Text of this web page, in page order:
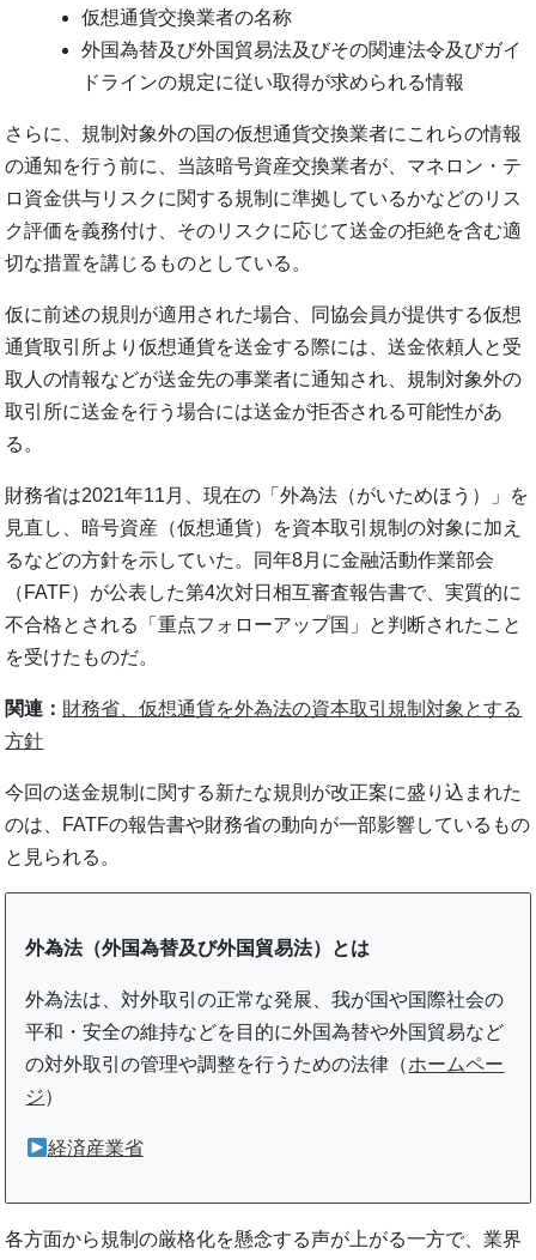
仮想通貨交換業者の名称
外国為替及び外国貿易法及びその関連法令及びガイ
ドラインの規定に従い取得が求められる情報
さらに、規制対象外の国の仮想通貨交換業者にこれらの情報
の通知を行う前に、当該暗号資産交換業者が、マネロン・テ
ロ資⾦供与リスクに関する規制に準拠しているかなどのリス
ク評価を義務付け、そのリスクに応じて送金の拒絶を含む適
切な措置を講じるものとしている。
仮に前述の規則が適用された場合、同協会員が提供する仮想
通貨取引所より仮想通貨を送金する際には、送金依頼人と受
取人の情報などが送金先の事業者に通知され、規制対象外の
取引所に送金を行う場合には送金が拒否される可能性があ
る。
財務省は2021年11月、現在の「外為法（がいためほう）」を
見直し、暗号資産（仮想通貨）を資本取引規制の対象に加え
るなどの方針を示していた。同年8月に金融活動作業部会
（FATF）が公表した第4次対日相互審査報告書で、実質的に
不合格とされる「重点フォローアップ国」と判断されたこと
を受けたものだ。
関連： 財務省、仮想通貨を外為法の資本取引規制対象とする
方針
今回の送金規制に関する新たな規則が改正案に盛り込まれた
のは、FATFの報告書や財務省の動向が一部影響しているもの
と見られる。
外為法（外国為替及び外国貿易法）とは
外為法は、対外取引の正常な発展、我が国や国際社会の
平和・安全の維持などを目的に外国為替や外国貿易など
の対外取引の管理や調整を行うための法律（ホームペー
ジ）
経済産業省
各方面から規制の厳格化を懸念する声が上がる一方で、業界